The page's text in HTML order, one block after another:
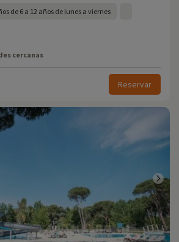
de 6 a 12 años de lunes a viernes
cercanas
Reservar